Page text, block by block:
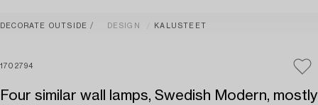
DECORATE OUTSIDE DESIGN KALUSTEET
1702794
Four similar wall lamps, Swedish Modern, mostly